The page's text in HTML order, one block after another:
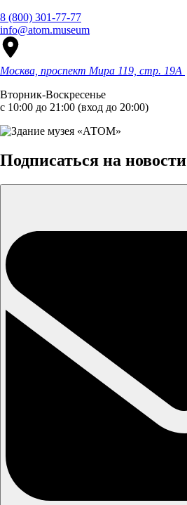
8 (800) 301-77-77
info@atom.museum
Москва, проспект Мира 119, стр. 19А
Вторник-Воскресенье
с 10:00 до 21:00 (вход до 20:00)
Подписаться на новости